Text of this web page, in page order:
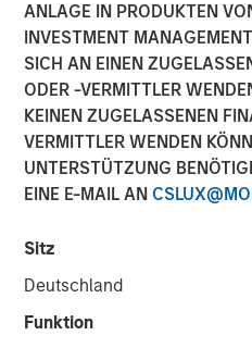
ANLAGE IN PRODUKTEN
INVESTMENT
SICH AN EINEN
ODER -VERMITTLER
KEINEN ZUGELASSENEN
VERMITTLER WENDEN
UNTERSTÜTZUNG
EINE E-MAIL AN
Sitz
Deutschland
Funktion
29 OKTOBER 2021
NEW YORK — October 29,
Investment funds managed
team within Morgan Stanley
announced today that they
Company, LLC (“Kohlberg”).